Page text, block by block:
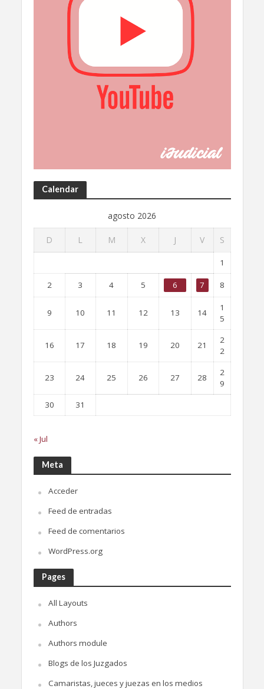
Calendar
agosto 2026
D L M X J V S
1
2 3 4 5 6 7 8
9 10 11 12 13 14
1
5
16 17 18 19 20 21
2
2
23 24 25 26 27 28
2
9
30
31
« Jul
Meta
Acceder
Feed de entradas
Feed de comentarios
WordPress.org
Pages
All Layouts
Authors
Authors module
Blogs de los Juzgados
Camaristas, jueces y juezas en los medios